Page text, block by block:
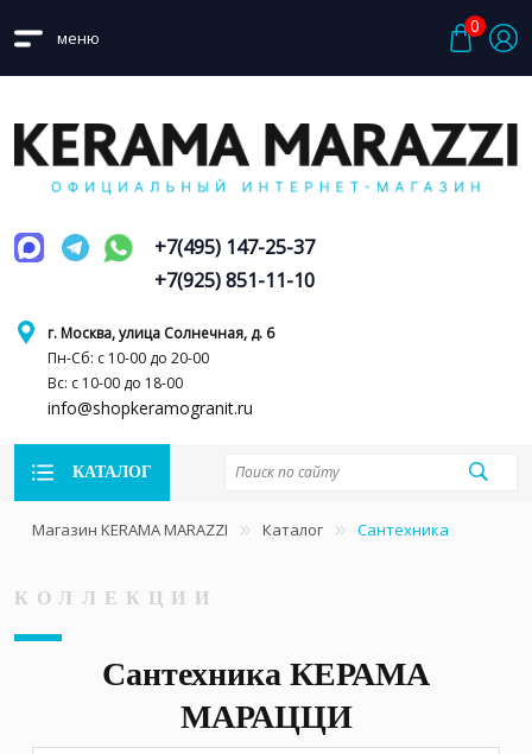
меню
0
г. Москва, улица Солнечная, д. 6
Пн-Сб: с 10-00 до 20-00
Вс: с 10-00 до 18-00
info@shopkeramogranit.ru
+7(495) 147-25-37
+7(925) 851-11-10
КАТАЛОГ
Магазин KERAMA MARAZZI Каталог Сантехника
КОЛЛЕКЦИИ
Сантехника КЕРАМА
МАРАЦЦИ